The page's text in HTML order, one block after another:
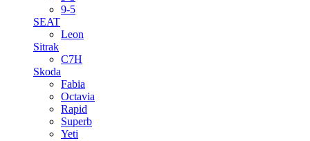
9-5
SEAT
Leon
Sitrak
C7H
Skoda
Fabia
Octavia
Rapid
Superb
Yeti